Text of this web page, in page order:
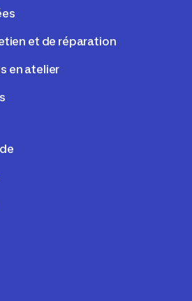
et de réparation
en atelier